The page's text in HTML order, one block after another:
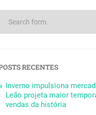
RECENTES
Inverno impulsiona
Leão projeta maior
vendas da história